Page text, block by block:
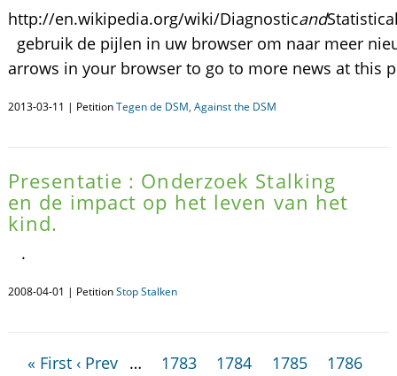
http://en.wikipedia.org/wiki/Diagnosticand
gebruik de pijlen in uw browser om naar meer
arrows in your browser to go to more news at this
2013-03-11 | PetitionTegen de DSM, Against the DSM
Presentatie : Onderzoek Stalking
en de impact op het leven van het
kind.
.
2008-04-01 | PetitionStop Stalken
« First ‹ Prev … 1783 1784 1785
1786